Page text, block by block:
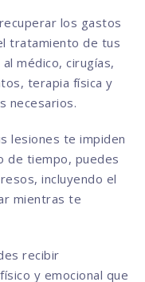
los gastos
tratamiento de tus
médico, cirugías,
terapia física y
necesarios.
lesiones te impiden
de tiempo, puedes
incluyendo el
mientras te
recibir
y emocional que